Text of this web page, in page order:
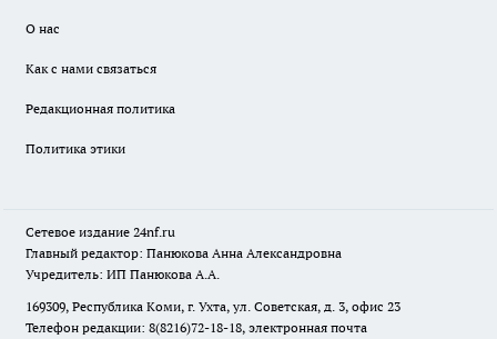
О нас
Как с нами связаться
Редакционная политика
Политика этики
Сетевое издание 24nf.ru
Главный редактор: Панюкова Анна Александровна
Учредитель: ИП Панюкова А.А.
169309, Республика Коми, г. Ухта, ул. Советская, д. 3, офис 23
Телефон редакции: 8(8216)72-18-18, электронная почта